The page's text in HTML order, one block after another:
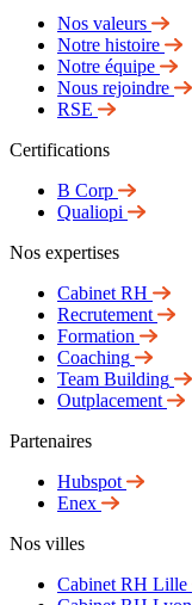
Nos valeurs
Notre histoire
Notre équipe
Nous rejoindre
RSE
Certifications
B Corp
Qualiopi
Nos expertises
Cabinet RH
Recrutement
Formation
Coaching
Team Building
Outplacement
Partenaires
Hubspot
Enex
Nos villes
Cabinet RH Lille